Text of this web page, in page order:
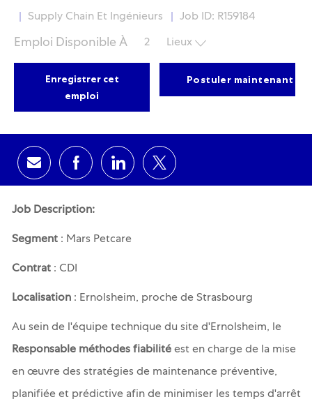
Fonction
Supply Chain Et Ingénieurs Job ID: R159184
Emploi Disponible À 2 Lieux
Enregistrer cet
emploi
Postuler maintenant
Share via email
Share via Facebook
Share via LinkedIn
Share via twitter
Job Description:
Segment : Mars Petcare
Contrat : CDI
Localisation: Ernolsheim, proche de Strasbourg
Au sein de l'équipe technique du site d'Ernolsheim, le
Responsable méthodes fiabilité est en charge de la mise
en œuvre des stratégies de maintenance préventive,
planifiée et prédictive afin de minimiser les temps d'arrêt